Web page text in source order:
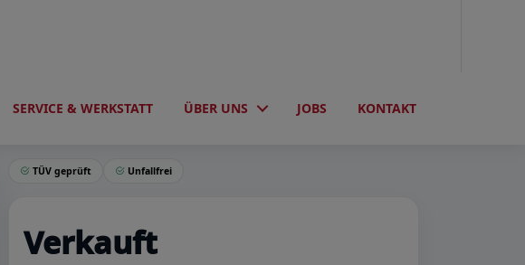
SERVICE & WERKSTATT ÜBER UNS JOBS KONTAKT
TÜV geprüft Unfallfrei
Verkauft